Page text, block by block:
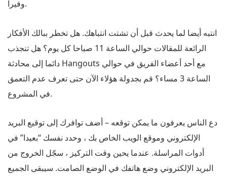
وفيرا.
انتبه أيضا لما يحدث قبل أن تشتت انتباهك. هل تخطر ببالك الأفكار
الرائعة للمقالات حوالي الساعة 11 صباحا كل يوم؟ هل تنجذب
دائما إلى محادثة Hangouts مع أحد أعضاء الفريق في حوالي
الساعة 3 مساء؟ قم بجدولة هؤلاء الآن حتى تعرف عدم التعمق
في المشروع.
دع الناس يعرفون ما يمكن توقعه – أضف توافرك إلى توقيع البريد
الإلكتروني وموقع الويب الخاص بك ، وحدد نفسك “بعيدا” في
أدوات المراسلة. عندما يحين وقت التركيز ، سجّل الخروج من
البريد الإلكتروني وضع هاتفك في الوضع الصامت. سيبقى الجميع